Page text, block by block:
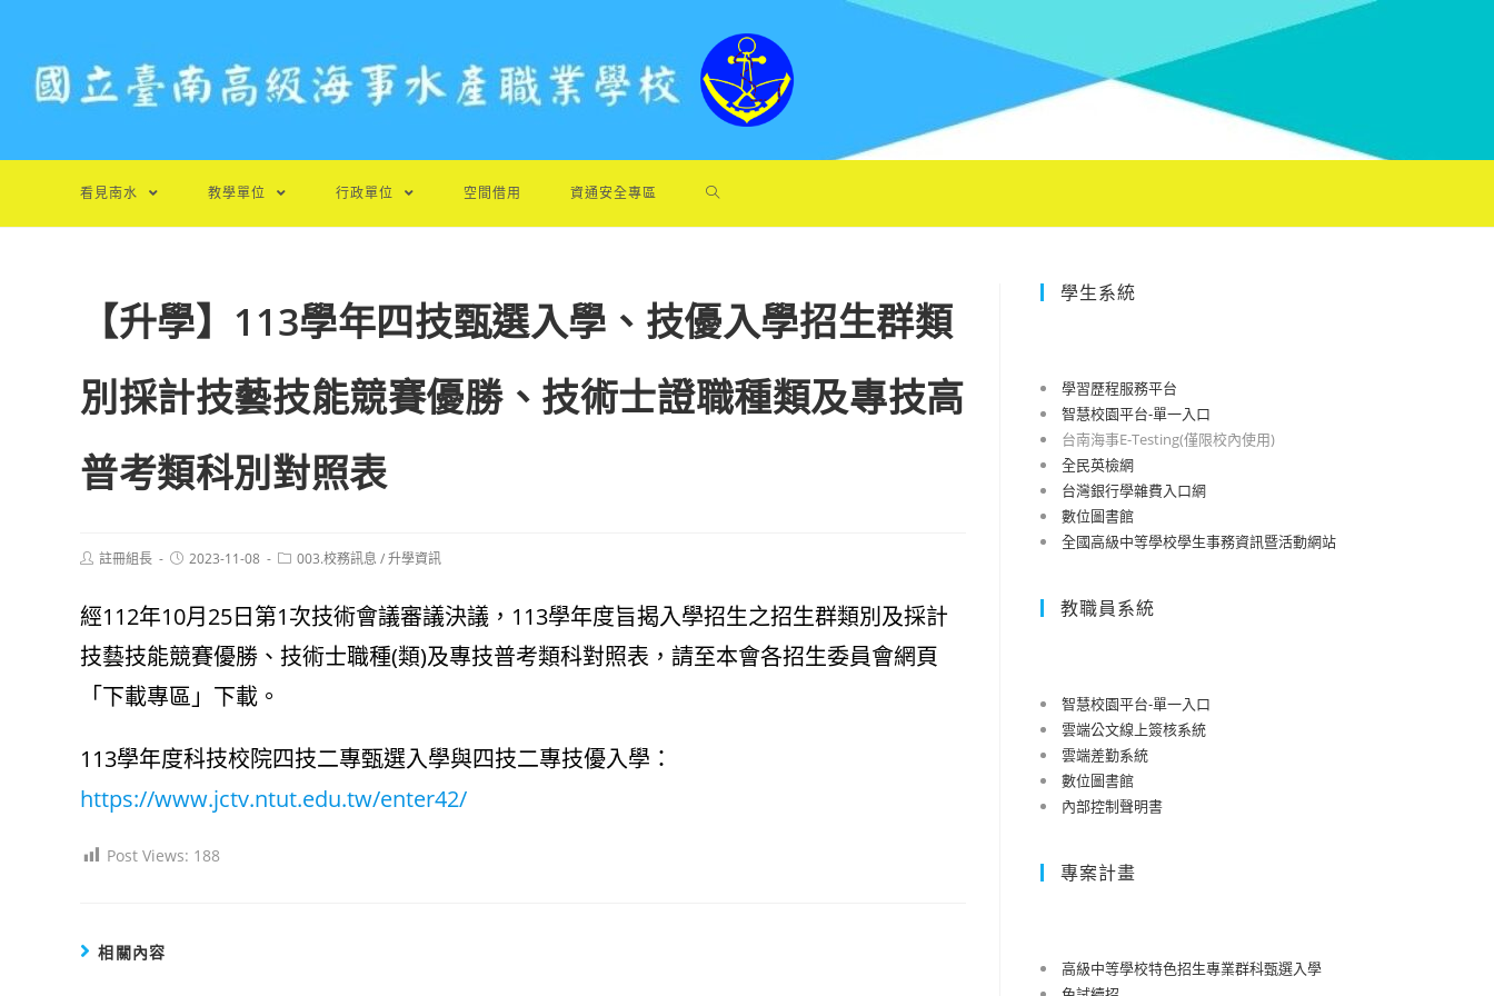
看見南水 教學單位 行政單位 空間借用 資通安全專區
【升學】113學年四技甄選入學、技優入學招生群類
別採計技藝技能競賽優勝、技術士證職種類及專技高
普考類科別對照表
Post註冊組長
Post2023-11-08
Post003.校務訊息 /升學資訊
經112年10月25日第1次技術會議審議決議，113學年度旨揭入學招生之招生群類別及採計
技藝技能競賽優勝、技術士職種(類)及專技普考類科對照表，請至本會各招生委員會網頁
「下載專區」下載。
113學年度科技校院四技二專甄選入學與四技二專技優入學：
https://www.jctv.ntut.edu.tw/enter42/
Post Views: 188
相關內容
學生系統
學習歷程服務平台
智慧校園平台-單一入口
台南海事E-Testing(僅限校內使用)
全民英檢網
台灣銀行學雜費入口網
數位圖書館
全國高級中等學校學生事務資訊暨活動網站
教職員系統
智慧校園平台-單一入口
雲端公文線上簽核系統
雲端差勤系統
數位圖書館
內部控制聲明書
專案計畫
高級中等學校特色招生專業群科甄選入學